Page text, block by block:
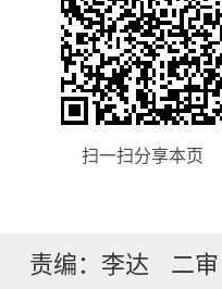
扫一扫分享本页
责编：李达 二